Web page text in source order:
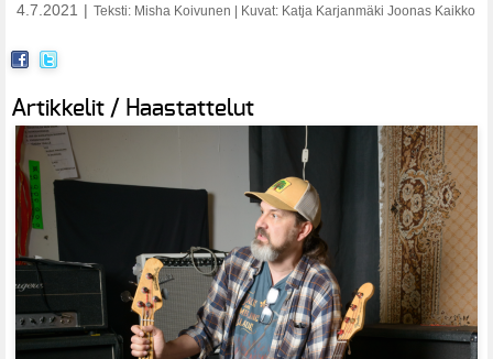
4.7.2021 Teksti: Misha Koivunen | Kuvat: Katja Karjanmäki Joonas Kaikko
Artikkelit / Haastattelut